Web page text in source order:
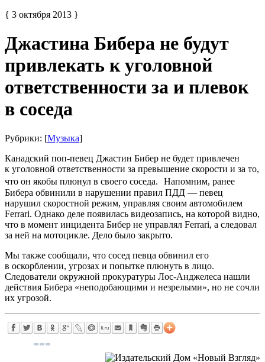
{ 3 октября 2013 }
Джастина Бибера не будут
привлекать к уголовной
ответственности за и плевок
в соседа
Рубрики: [Музыка]
Канадский поп-певец Джастин Бибер не будет привлечен
к уголовной ответственности за превышение скорости и за то,
что он якобы плюнул в своего соседа. Напомним, ранее
Бибера обвинили в нарушении правил ПДД — певец
нарушил скоростной режим, управляя своим автомобилем
Ferrari. Однако деле появилась видеозапись, на которой видно,
что в момент инцидента Бибер не управлял Ferrari, а следовал
за ней на мотоцикле. Дело было закрыто.
Мы также сообщали, что сосед певца обвинил его
в оскорблении, угрозах и попытке плюнуть в лицо.
Следователи окружной прокуратуры Лос-Анджелеса нашли
действия Бибера «неподобающими и незрелыми», но не сочли
их угрозой.